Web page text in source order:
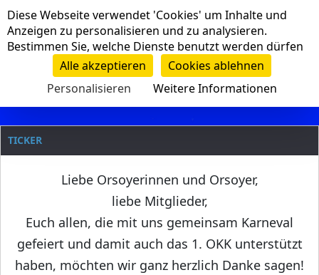
Navigation
Clanname
TICKER
Liebe Orsoyerinnen und Orsoyer,
liebe Mitglieder,
Euch allen, die mit uns gemeinsam Karneval
gefeiert und damit auch das 1. OKK unterstützt
haben, möchten wir ganz herzlich Danke sagen!
Cookie-Einstellungen
Diese Webseite verwendet 'Cookies' um Inhalte und
Anzeigen zu personalisieren und zu analysieren.
Bestimmen Sie, welche Dienste benutzt werden dürfen
Alle akzeptieren
Cookies ablehnen
Personalisieren
Weitere Informationen